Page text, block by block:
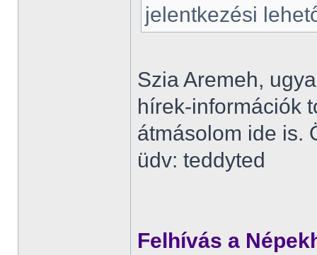
jelentkezési
Szia Aremeh,
hírek-információk
átmásolom ide is.
üdv: teddyted
Felhívás a